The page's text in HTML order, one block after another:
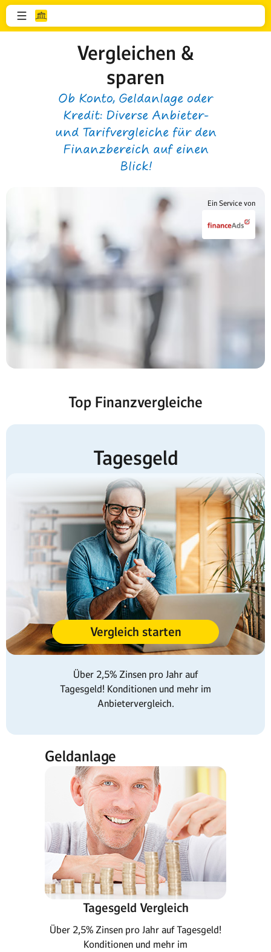
Vergleichen &
sparen
Ob Konto, Geldanlage oder
Kredit: Diverse Anbieter-
und Tarifvergleiche für den
Finanzbereich auf einen
Blick!
Ein Service von
Top Finanzvergleiche
Tagesgeld
Über 2,5% Zinsen pro Jahr auf
Tagesgeld! Konditionen und mehr im
Anbietervergleich.
Vergleich starten
Geldanlage
Tagesgeld Vergleich
Über 2,5% Zinsen pro Jahr auf Tagesgeld!
Konditionen und mehr im